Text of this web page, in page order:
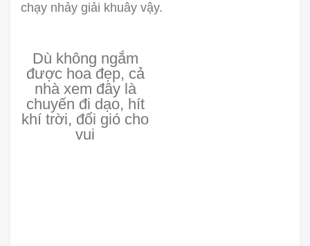
chạy nhảy giải khuây vậy.
Dù không ngắm
được hoa đẹp, cả
nhà xem đây là
chuyến đi dạo, hít
khí trời, đổi gió cho
vui